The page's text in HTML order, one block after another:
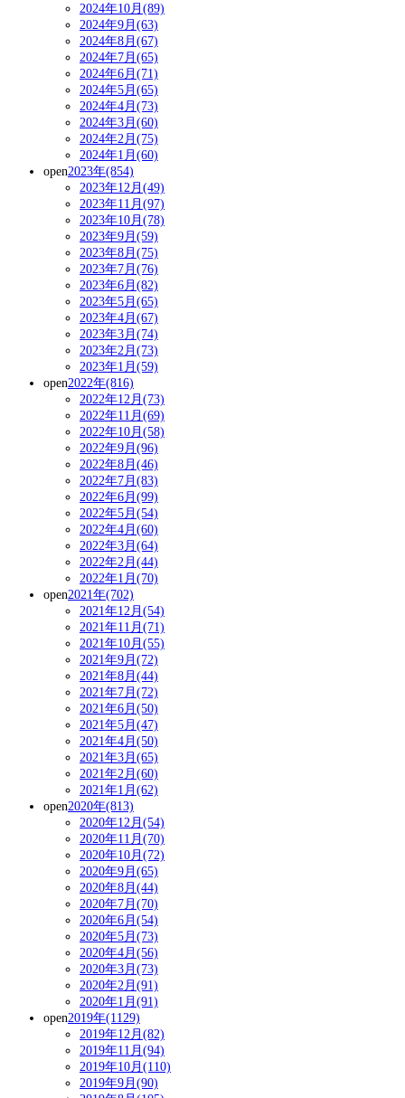
2024年10月(89)
2024年9月(63)
2024年8月(67)
2024年7月(65)
2024年6月(71)
2024年5月(65)
2024年4月(73)
2024年3月(60)
2024年2月(75)
2024年1月(60)
open2023年(854)
2023年12月(49)
2023年11月(97)
2023年10月(78)
2023年9月(59)
2023年8月(75)
2023年7月(76)
2023年6月(82)
2023年5月(65)
2023年4月(67)
2023年3月(74)
2023年2月(73)
2023年1月(59)
open2022年(816)
2022年12月(73)
2022年11月(69)
2022年10月(58)
2022年9月(96)
2022年8月(46)
2022年7月(83)
2022年6月(99)
2022年5月(54)
2022年4月(60)
2022年3月(64)
2022年2月(44)
2022年1月(70)
open2021年(702)
2021年12月(54)
2021年11月(71)
2021年10月(55)
2021年9月(72)
2021年8月(44)
2021年7月(72)
2021年6月(50)
2021年5月(47)
2021年4月(50)
2021年3月(65)
2021年2月(60)
2021年1月(62)
open2020年(813)
2020年12月(54)
2020年11月(70)
2020年10月(72)
2020年9月(65)
2020年8月(44)
2020年7月(70)
2020年6月(54)
2020年5月(73)
2020年4月(56)
2020年3月(73)
2020年2月(91)
2020年1月(91)
open2019年(1129)
2019年12月(82)
2019年11月(94)
2019年10月(110)
2019年9月(90)